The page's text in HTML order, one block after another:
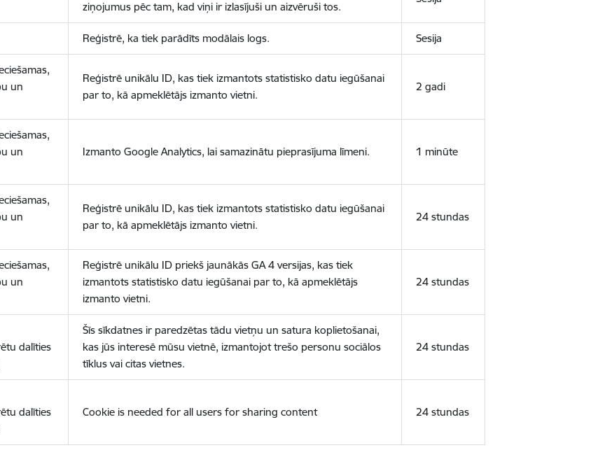
ziņojumus pēc tam, kad viņi ir izlasījuši un aizvēruši tos.
Reģistrē, ka tiek parādīts modālais logs. Sesija
un
Reģistrē unikālu ID, kas tiek izmantots statistisko datu iegūšanai
par to, kā apmeklētājs izmanto vietni.
2 gadi
un
Izmanto Google Analytics, lai samazinātu pieprasījuma līmeni. 1 minūte
un
Reģistrē unikālu ID, kas tiek izmantots statistisko datu iegūšanai
par to, kā apmeklētājs izmanto vietni.
24 stundas
un
Reģistrē unikālu ID priekš jaunākās GA 4 versijas, kas tiek
izmantots statistisko datu iegūšanai par to, kā apmeklētājs
izmanto vietni.
24 stundas
dalīties
Šīs sīkdatnes ir paredzētas tādu vietņu un satura koplietošanai,
kas jūs interesē mūsu vietnē, izmantojot trešo personu sociālos
tīklus vai citas vietnes.
24 stundas
dalīties
Cookie is needed for all users for sharing content 24 stundas